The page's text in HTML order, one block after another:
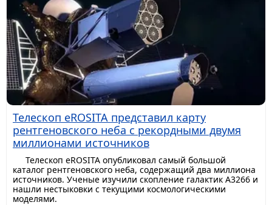
Телескоп eROSITA представил карту
рентгеновского неба с рекордными двумя
миллионами источников
Телескоп eROSITA опубликовал самый большой
каталог рентгеновского неба, содержащий два миллиона
источников. Ученые изучили скопление галактик A3266 и
нашли нестыковки с текущими космологическими
моделями.